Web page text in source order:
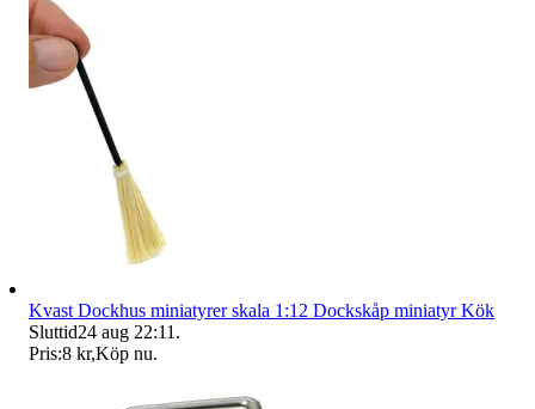
Kvast Dockhus miniatyrer skala 1:12 Dockskåp miniatyr Kök
Sluttid24 aug 22:11 .
Pris:8 kr,Köp nu.